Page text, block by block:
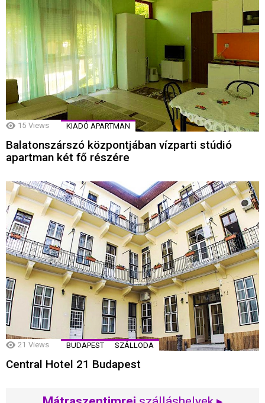
15 Views KIADÓ APARTMAN
Balatonszárszó központjában vízparti stúdió
apartman két fő részére
21 Views BUDAPEST SZÁLLODA
Central Hotel 21 Budapest